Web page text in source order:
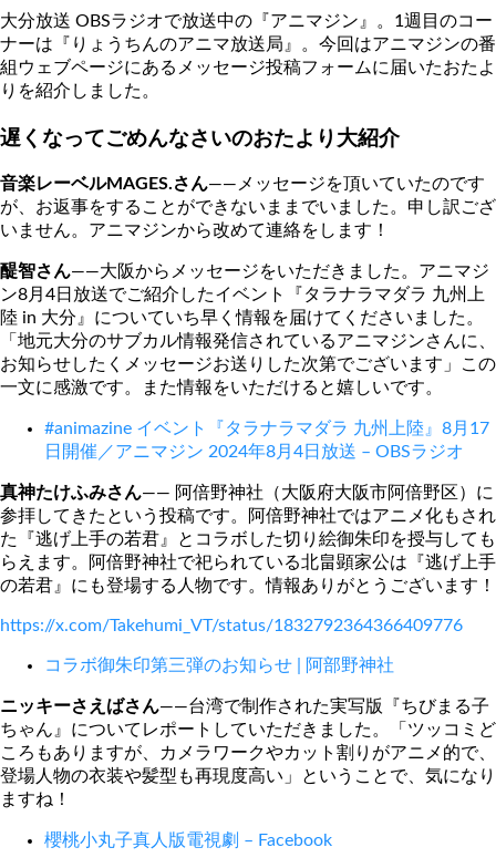
大分放送 OBSラジオで放送中の『アニマジン』。1週目のコー
ナーは『りょうちんのアニマ放送局』。今回はアニマジンの番
組ウェブページにあるメッセージ投稿フォームに届いたおたよ
りを紹介しました。
遅くなってごめんなさいのおたより大紹介
音楽レーベルMAGES.さん――メッセージを頂いていたのです
が、お返事をすることができないままでいました。申し訳ござ
いません。アニマジンから改めて連絡をします！
醍智さん――大阪からメッセージをいただきました。アニマジ
ン8月4日放送でご紹介したイベント『タラナラマダラ 九州上
陸 in 大分』についていち早く情報を届けてくださいました。
「地元大分のサブカル情報発信されているアニマジンさんに、
お知らせしたくメッセージお送りした次第でございます」この
一文に感激です。また情報をいただけると嬉しいです。
#animazine イベント『タラナラマダラ 九州上陸』8月17
日開催／アニマジン 2024年8月4日放送 – OBSラジオ
真神たけふみさん―― 阿倍野神社（大阪府大阪市阿倍野区）に
参拝してきたという投稿です。阿倍野神社ではアニメ化もされ
た『逃げ上手の若君』とコラボした切り絵御朱印を授与しても
らえます。阿倍野神社で祀られている北畠顕家公は『逃げ上手
の若君』にも登場する人物です。情報ありがとうございます！
https://x.com/Takehumi_VT/status/1832792364366409776
コラボ御朱印第三弾のお知らせ | 阿部野神社
ニッキーさえばさん――台湾で制作された実写版『ちびまる子
ちゃん』についてレポートしていただきました。「ツッコミど
ころもありますが、カメラワークやカット割りがアニメ的で、
登場人物の衣装や髪型も再現度高い」ということで、気になり
ますね！
櫻桃小丸子真人版電視劇 – Facebook